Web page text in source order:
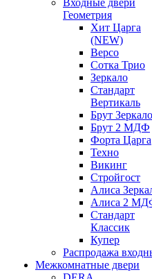
Входные двери
Геометрия
Хит Царга
(NEW)
Версо
Сотка Трио
Зеркало
Стандарт
Вертикаль
Брут Зеркало
Брут 2 МДФ
Форта Царга
Техно
Викинг
Стройгост
Алиса
Алиса 2
Стандарт
Классик
Купер
Распродажа
Межкомнатные двери